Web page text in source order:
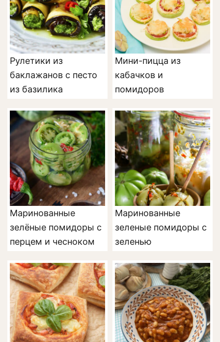
Рулетики из
баклажанов с песто
из базилика
Мини-пицца из
кабачков и
помидоров
Маринованные
зелёные помидоры с
перцем и чесноком
Маринованные
зеленые помидоры с
зеленью